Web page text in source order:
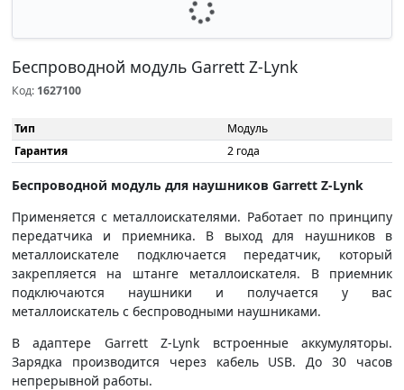
Беспроводной модуль Garrett Z-Lynk
Код: 1627100
Тип
Модуль
Гарантия
2 года
Беспроводной модуль для наушников Garrett Z-Lynk
Применяется с металлоискателями. Работает по принципу
передатчика и приемника. В выход для наушников в
металлоискателе подключается передатчик, который
закрепляется на штанге металлоискателя. В приемник
подключаются наушники и получается у вас
металлоискатель с беспроводными наушниками.
В адаптере Garrett Z-Lynk встроенные аккумуляторы.
Зарядка производится через кабель USB. До 30 часов
непрерывной работы.